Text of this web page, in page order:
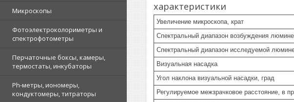
Микроскопы
Фотоэлектроколориметры и
спектрофотометры
Перчаточные боксы, камеры,
термостаты, инкубаторы
Ph-метры, иономеры,
кондуктомеры, титраторы
характеристики
Увеличение микроскопа, крат
Спектральный диапазон возбуждения
Спектральный диапазон исследуемой
Визуальная насадка
Угол наклона визуальной насадки, град
Регулируемое межзрачковое расстояние, в